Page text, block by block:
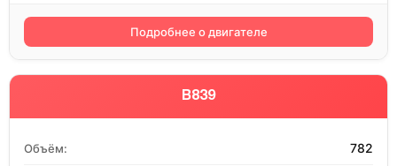
Подробнее о двигателе
B839
Объём: 782